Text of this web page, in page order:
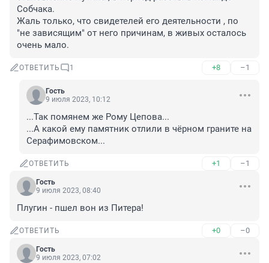
Собчака.
Жаль только, что свидетелей его деятельности , по
"не зависящим" от него причинам, в живых осталось
очень мало.
ОТВЕТИТЬ 1 +8 –1
Гость
9 июля 2023, 10:12
...Так помянем же Рому Цепова...
...А какой ему памятник отлили в чёрном граните на
Серафимовском...
ОТВЕТИТЬ +1 –1
Гость
9 июля 2023, 08:40
Плугин - пшел вон из Питера!
ОТВЕТИТЬ +0 –0
Гость
9 июля 2023, 07:02